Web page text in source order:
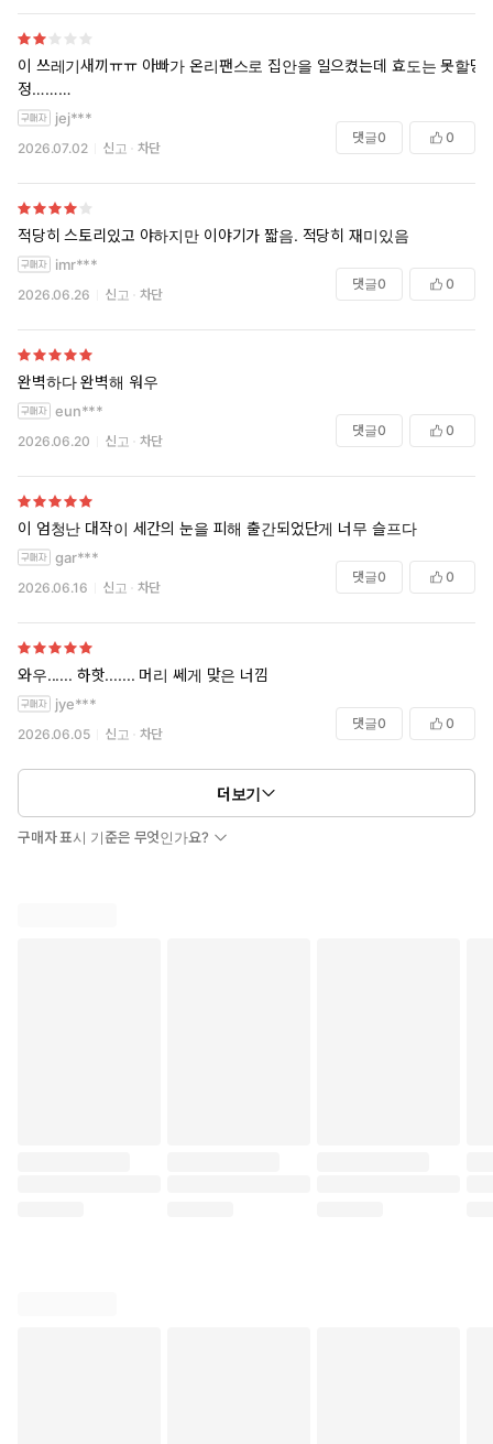
이 쓰레기새끼ㅠㅠ 아빠가 온리팬스로 집안을 일으켰는데 효도는 못할망
정………
jej***
2026.07.02 신고 차단
댓글0 0
적당히 스토리있고 야하지만 이야기가 짧음. 적당히 재미있음
imr***
2026.06.26 신고 차단
댓글0 0
완벽하다 완벽해 워우
eun***
2026.06.20 신고 차단
댓글0 0
이 엄청난 대작이 세간의 눈을 피해 출간되었단게 너무 슬프다
gar***
2026.06.16 신고 차단
댓글0 0
와우...... 하핫....... 머리 쎄게 맞은 너낌
jye***
2026.06.05 신고 차단
댓글0 0
더보기
구매자 표시 기준은 무엇인가요?